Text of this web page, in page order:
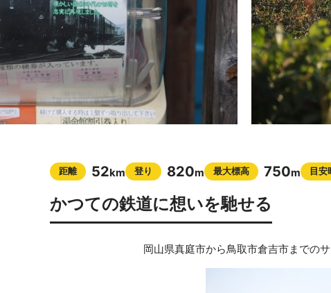
距離 52km 登り 820m 最大標高 750m 目安
かつての鉄道に想いを馳せる
岡山県真庭市から鳥取市倉吉市までの